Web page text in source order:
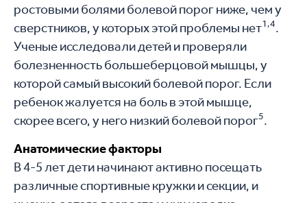
ростовыми болями болевой порог ниже, чем у
сверстников, у которых этой проблемы нет1,4.
Ученые исследовали детей и проверяли
болезненность большеберцовой мышцы, у
которой самый высокий болевой порог. Если
ребенок жалуется на боль в этой мышце,
скорее всего, у него низкий болевой порог5.
Анатомические факторы
В 4-5 лет дети начинают активно посещать
различные спортивные кружки и секции, и